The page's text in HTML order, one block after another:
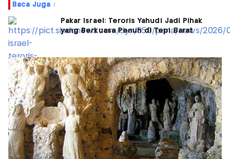
Baca Juga :
Pakar Israel: Teroris Yahudi Jadi Pihak
yang Berkuasa Penuh di Tepi Barat